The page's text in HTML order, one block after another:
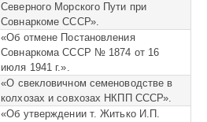
Северного Морского Пути при
Совнаркоме СССР».
«Об отмене Постановления
Совнаркома СССР № 1874 от 16
июля 1941 г.».
«О свекловичном семеноводстве в
колхозах и совхозах НКПП СССР».
«Об утверждении т. Житько И.П.